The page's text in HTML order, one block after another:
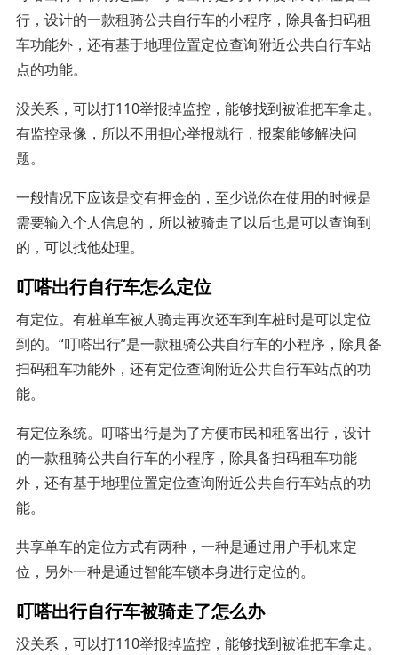
行，设计的一款租骑公共自行车的小程序，除具备扫码租
车功能外，还有基于地理位置定位查询附近公共自行车站
点的功能。
没关系，可以打110举报掉监控，能够找到被谁把车拿走。
有监控录像，所以不用担心举报就行，报案能够解决问
题。
一般情况下应该是交有押金的，至少说你在使用的时候是
需要输入个人信息的，所以被骑走了以后也是可以查询到
的，可以找他处理。
叮嗒出行自行车怎么定位
有定位。有桩单车被人骑走再次还车到车桩时是可以定位
到的。“叮嗒出行”是一款租骑公共自行车的小程序，除具备
扫码租车功能外，还有定位查询附近公共自行车站点的功
能。
有定位系统。叮嗒出行是为了方便市民和租客出行，设计
的一款租骑公共自行车的小程序，除具备扫码租车功能
外，还有基于地理位置定位查询附近公共自行车站点的功
能。
共享单车的定位方式有两种，一种是通过用户手机来定
位，另外一种是通过智能车锁本身进行定位的。
叮嗒出行自行车被骑走了怎么办
没关系，可以打110举报掉监控，能够找到被谁把车拿走。